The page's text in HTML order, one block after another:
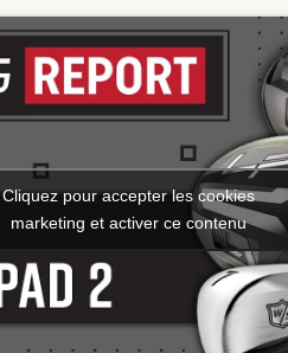
Cliquez pour accepter les cookies
marketing et activer ce contenu